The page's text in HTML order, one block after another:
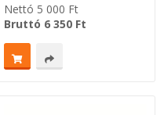
Nettó 5 000 Ft
Bruttó 6 350Ft